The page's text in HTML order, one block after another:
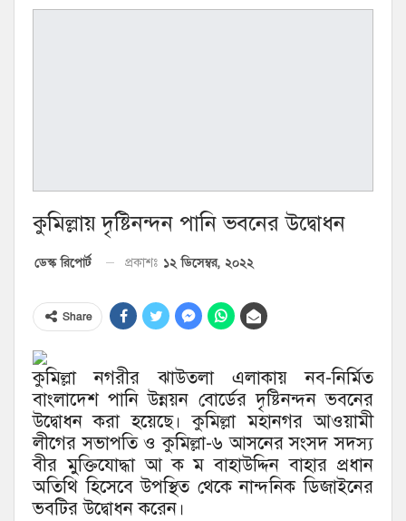
কুমিল্লায় দৃষ্টিনন্দন পানি ভবনের উদ্বোধন
ডেস্ক রিপোর্ট প্রকাশঃ ১২ ডিসেম্বর, ২০২২
Share
কুমিল্লা নগরীর ঝাউতলা এলাকায় নব-নির্মিত
বাংলাদেশ পানি উন্নয়ন বোর্ডের দৃষ্টিনন্দন ভবনের
উদ্বোধন করা হয়েছে। কুমিল্লা মহানগর আওয়ামী
লীগের সভাপতি ও কুমিল্লা-৬ আসনের সংসদ সদস্য
বীর মুক্তিযোদ্ধা আ ক ম বাহাউদ্দিন বাহার প্রধান
অতিথি হিসেবে উপস্থিত থেকে নান্দনিক ডিজাইনের
ভবটির উদ্বোধন করেন।